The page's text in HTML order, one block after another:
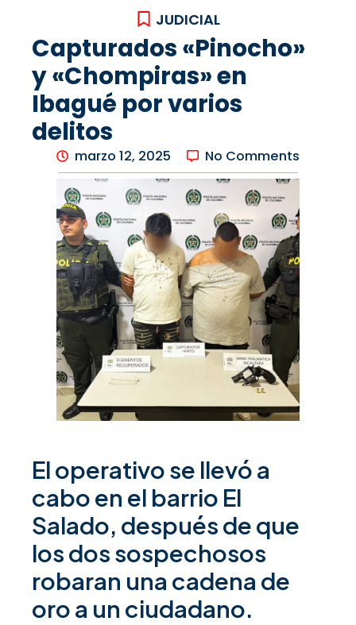
JUDICIAL
Capturados «Pinocho»
y «Chompiras» en
Ibagué por varios
delitos
marzo 12, 2025 No Comments
El operativo se llevó a
cabo en el barrio El
Salado, después de que
los dos sospechosos
robaran una cadena de
oro a un ciudadano.